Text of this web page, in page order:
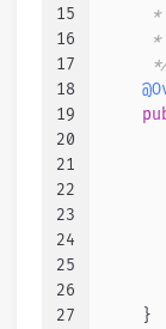
15
16
17
18
19
20
21
22
23
24
25
26
27
     *
     *
    }